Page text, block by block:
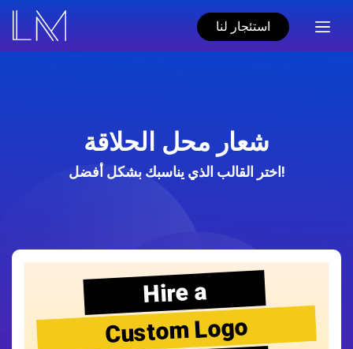
استئجار لنا
شعار محل الحلاقة
اختر القالب الذي يناسبك بشكل أفضل!
Hire a
Custom Logo